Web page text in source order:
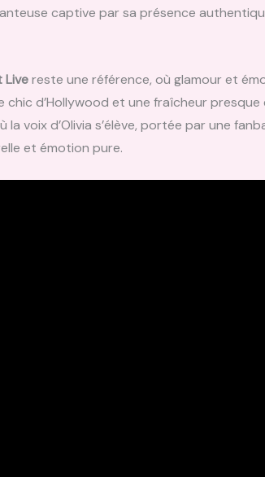
captive par sa présence
Livereste une référence, où glamour et
d’Hollywood et une fraîcheur presque
voix d’Olivia s’élève, portée par une
et émotion pure.